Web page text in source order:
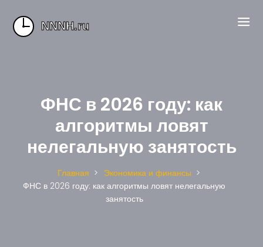
ФНС в 2026 году: как
алгоритмы ловят
нелегальную занятость
Главная
Экономика и финансы
ФНС в 2026 году: как алгоритмы ловят нелегальную
занятость